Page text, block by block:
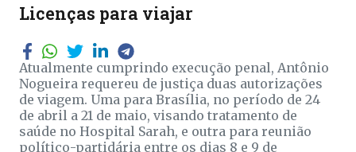
Licenças para viajar
Atualmente cumprindo execução penal, Antônio
Nogueira requereu de justiça duas autorizações
de viagem. Uma para Brasília, no período de 24
de abril a 21 de maio, visando tratamento de
saúde no Hospital Sarah, e outra para reunião
político-partidária entre os dias 8 e 9 de